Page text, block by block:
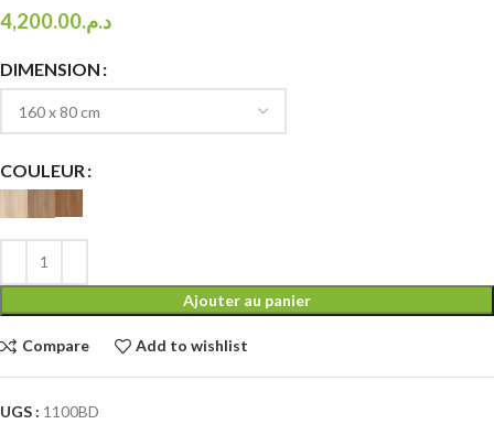
د.م.4,200.00
DIMENSION
COULEUR
Ajouter au panier
Compare Add to wishlist
UGS : 1100BD